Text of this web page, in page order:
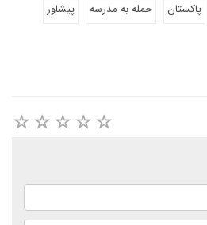
پاکستان حمله به مدرسه
پیشاور